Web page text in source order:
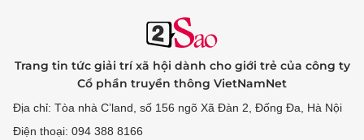
Trang tin tức giải trí xã hội dành cho giới trẻ của công ty
Cổ phần truyền thông VietNamNet
Địa chỉ: Tòa nhà C’land, số 156 ngõ Xã Đàn 2, Đống Đa, Hà Nội
Điện thoại: 094 388 8166